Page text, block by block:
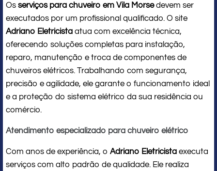
Os serviços para chuveiro em Vila Morsedevem ser
executados por um profissional qualificado. O site
Adriano Eletricista atua com excelência técnica,
oferecendo soluções completas para instalação,
reparo, manutenção e troca de componentes de
chuveiros elétricos. Trabalhando com segurança,
precisão e agilidade, ele garante o funcionamento ideal
e a proteção do sistema elétrico da sua residência ou
comércio.
Atendimento especializado para chuveiro elétrico
Com anos de experiência, o Adriano Eletricista executa
serviços com alto padrão de qualidade. Ele realiza